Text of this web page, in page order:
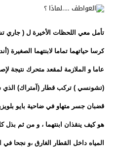
تأمل معي اللحظات الأخيرة ل ( جاري
كرسا حياتهما تماما لابنتهما الصغيرة
عاما و الملازمة لمقعد متحرك نتيجة
(تشونسي ) تركب قطار (آمتراك)
قضبان جسر متهاو في ضاحية بايو
هو كيف ينقذان ابنتهما ، و من ثم بذل
المياه داخل القطار الغارق ،و نجحا